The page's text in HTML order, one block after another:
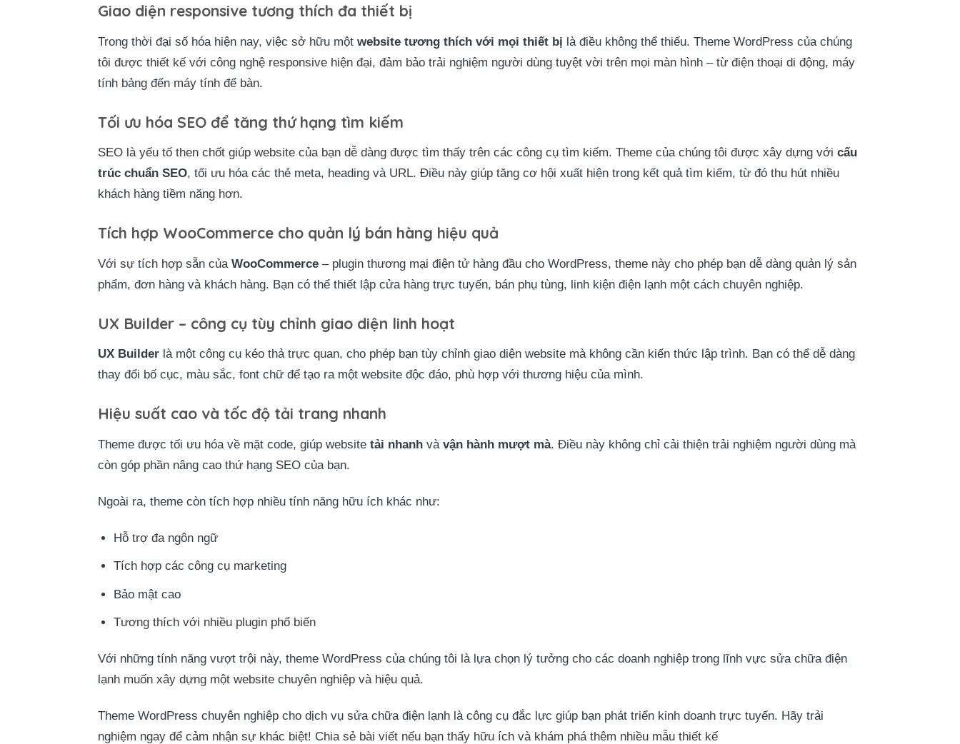
Giao diện responsive tương thích đa thiết bị
Trong thời đại số hóa hiện nay, việc sở hữu một website tương thích với mọi thiết bị là điều không thể thiếu. Theme WordPress của chúng
tôi được thiết kế với công nghệ responsive hiện đại, đảm bảo trải nghiệm người dùng tuyệt vời trên mọi màn hình – từ điện thoại di động, máy
tính bảng đến máy tính để bàn.
Tối ưu hóa SEO để tăng thứ hạng tìm kiếm
SEO là yếu tố then chốt giúp website của bạn dễ dàng được tìm thấy trên các công cụ tìm kiếm. Theme của chúng tôi được xây dựng với cấu
trúc chuẩn SEO, tối ưu hóa các thẻ meta, heading và URL. Điều này giúp tăng cơ hội xuất hiện trong kết quả tìm kiếm, từ đó thu hút nhiều
khách hàng tiềm năng hơn.
Tích hợp WooCommerce cho quản lý bán hàng hiệu quả
Với sự tích hợp sẵn của WooCommerce – plugin thương mại điện tử hàng đầu cho WordPress, theme này cho phép bạn dễ dàng quản lý sản
phẩm, đơn hàng và khách hàng. Bạn có thể thiết lập cửa hàng trực tuyến, bán phụ tùng, linh kiện điện lạnh một cách chuyên nghiệp.
UX Builder – công cụ tùy chỉnh giao diện linh hoạt
UX Builder là một công cụ kéo thả trực quan, cho phép bạn tùy chỉnh giao diện website mà không cần kiến thức lập trình. Bạn có thể dễ dàng
thay đổi bố cục, màu sắc, font chữ để tạo ra một website độc đáo, phù hợp với thương hiệu của mình.
Hiệu suất cao và tốc độ tải trang nhanh
Theme được tối ưu hóa về mặt code, giúp website tải nhanh và vận hành mượt mà. Điều này không chỉ cải thiện trải nghiệm người dùng mà
còn góp phần nâng cao thứ hạng SEO của bạn.
Ngoài ra, theme còn tích hợp nhiều tính năng hữu ích khác như:
Hỗ trợ đa ngôn ngữ
Tích hợp các công cụ marketing
Bảo mật cao
Tương thích với nhiều plugin phổ biến
Với những tính năng vượt trội này, theme WordPress của chúng tôi là lựa chọn lý tưởng cho các doanh nghiệp trong lĩnh vực sửa chữa điện
lạnh muốn xây dựng một website chuyên nghiệp và hiệu quả.
Theme WordPress chuyên nghiệp cho dịch vụ sửa chữa điện lạnh là công cụ đắc lực giúp bạn phát triển kinh doanh trực tuyến. Hãy trải
nghiệm ngay để cảm nhận sự khác biệt! Chia sẻ bài viết nếu bạn thấy hữu ích và khám phá thêm nhiều mẫu thiết kế